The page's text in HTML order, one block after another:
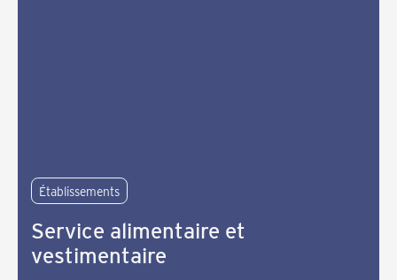
Établissements
Service alimentaire et
vestimentaire